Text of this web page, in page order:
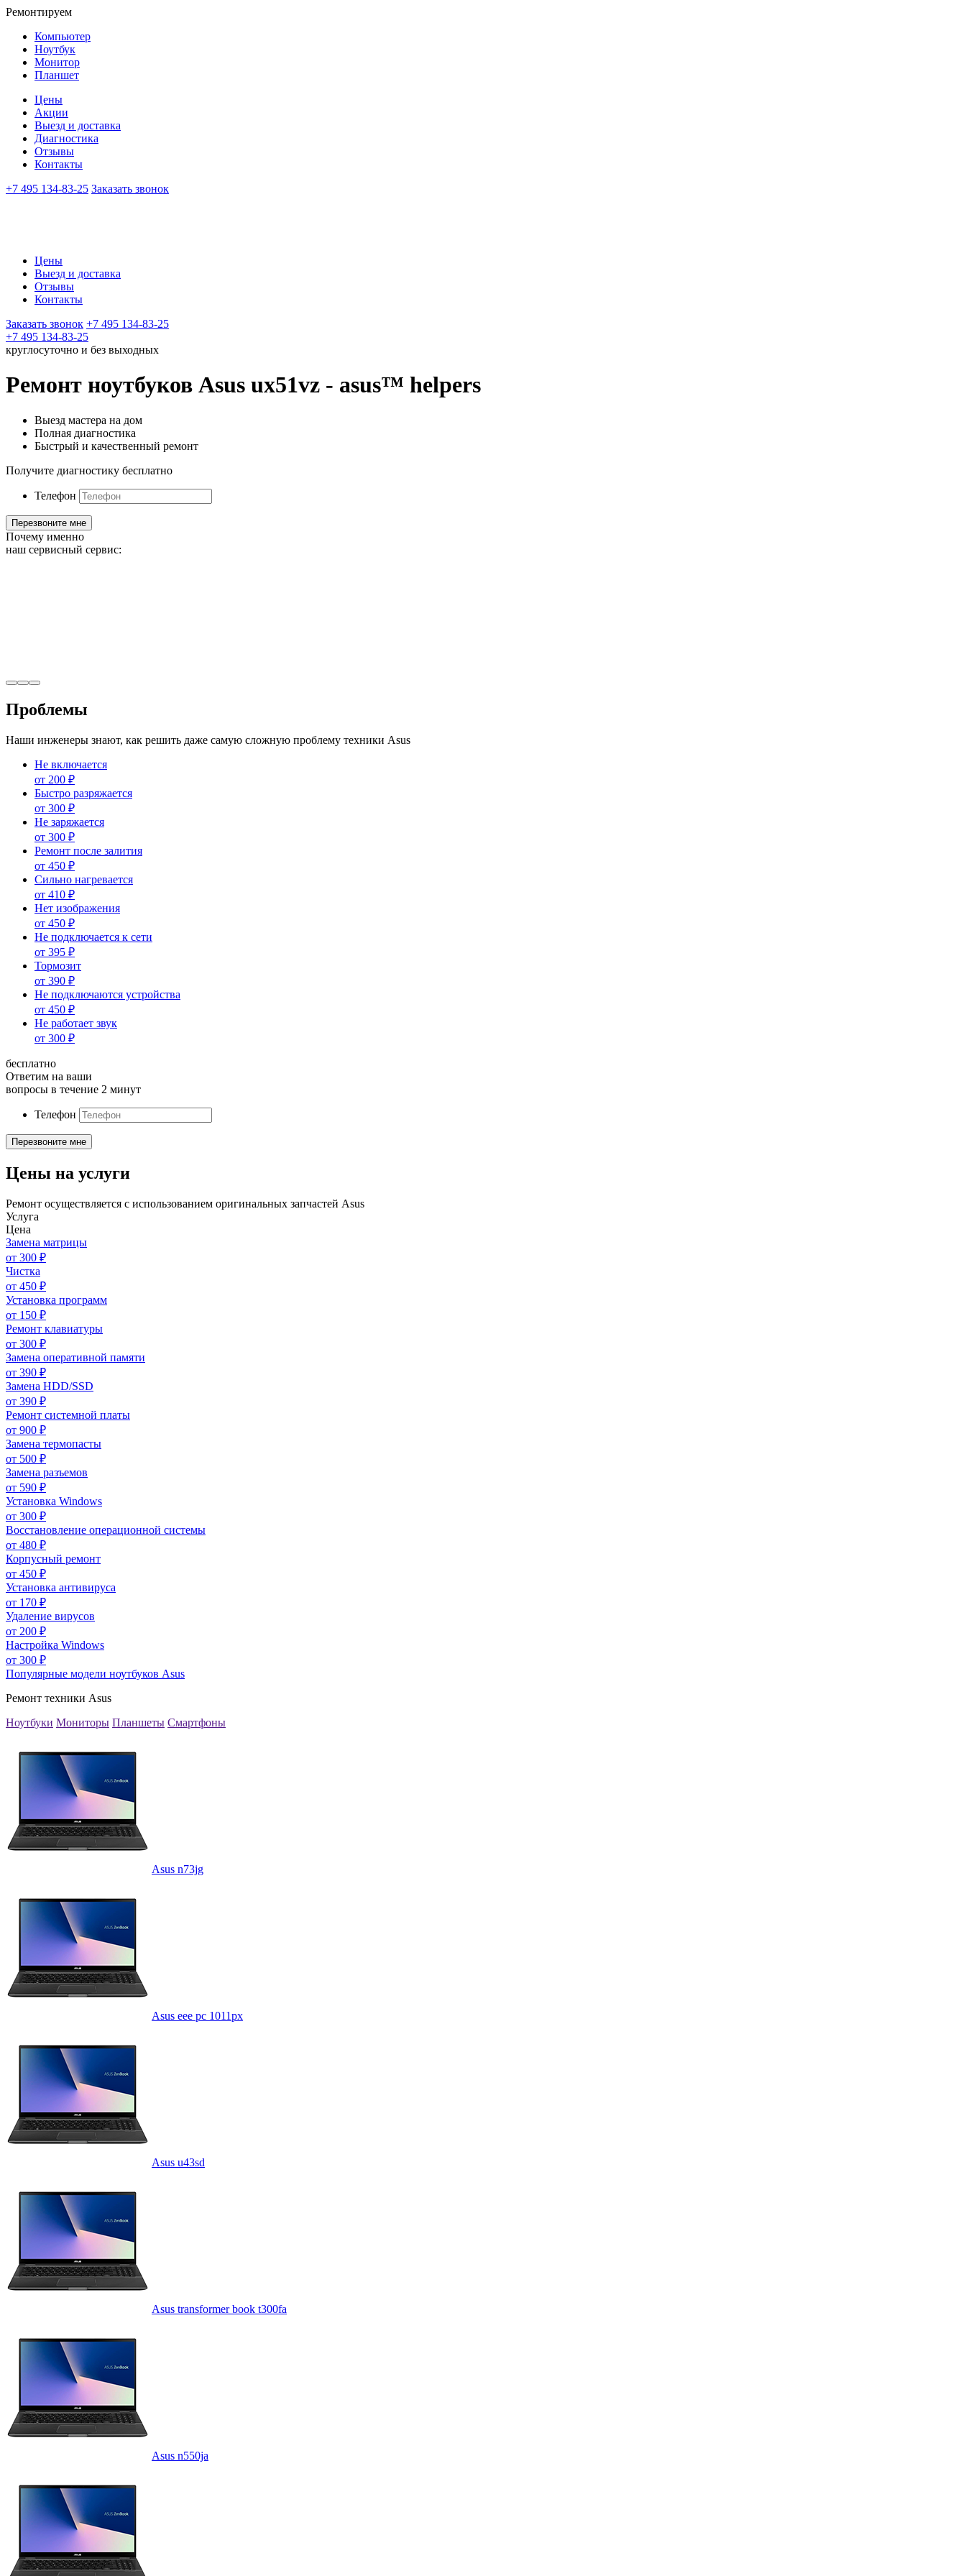
Ремонтируем
Компьютер
Ноутбук
Монитор
Планшет
Цены
Акции
Выезд и доставка
Диагностика
Отзывы
Контакты
+7 495 134-83-25 Заказать звонок
Цены
Выезд и доставка
Отзывы
Контакты
Заказать звонок +7 495 134-83-25
+7 495 134-83-25
круглосуточно и без выходных
Ремонт ноутбуков Asus ux51vz - asus™ helpers
Выезд мастера на дом
Полная диагностика
Быстрый и качественный ремонт
Получите диагностику бесплатно
Телефон
Почему именно
наш сервисный сервис:
Проблемы
Наши инженеры знают, как решить даже самую сложную проблему техники Asus
Не включается
от 200 ₽
Быстро разряжается
от 300 ₽
Не заряжается
от 300 ₽
Ремонт после залития
от 450 ₽
Сильно нагревается
от 410 ₽
Нет изображения
от 450 ₽
Не подключается к сети
от 395 ₽
Тормозит
от 390 ₽
Не подключаются устройства
от 450 ₽
Не работает звук
от 300 ₽
бесплатно
Ответим на ваши
вопросы в течение 2 минут
Телефон
Цены на услуги
Ремонт осуществляется с использованием оригинальных запчастей Asus
Услуга
Цена
Замена матрицы
от 300 ₽
Чистка
от 450 ₽
Установка программ
от 150 ₽
Ремонт клавиатуры
от 300 ₽
Замена оперативной памяти
от 390 ₽
Замена HDD/SSD
от 390 ₽
Ремонт системной платы
от 900 ₽
Замена термопасты
от 500 ₽
Замена разъемов
от 590 ₽
Установка Windows
от 300 ₽
Восстановление операционной системы
от 480 ₽
Корпусный ремонт
от 450 ₽
Установка антивируса
от 170 ₽
Удаление вирусов
от 200 ₽
Настройка Windows
от 300 ₽
Популярные модели ноутбуков Asus
Ремонт техники Asus
Ноутбуки Мониторы Планшеты Смартфоны
Asus n73jg
Asus eee pc 1011px
Asus u43sd
Asus transformer book t300fa
Asus n550ja